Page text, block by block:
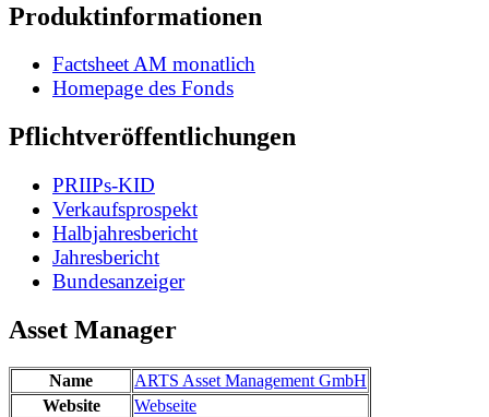
Produktinformationen
Factsheet AM monatlich
Homepage des Fonds
Pflichtveröffentlichungen
PRIIPs-KID
Verkaufsprospekt
Halbjahresbericht
Jahresbericht
Bundesanzeiger
Asset Manager
Name
ARTS Asset Management GmbH
Website
Webseite